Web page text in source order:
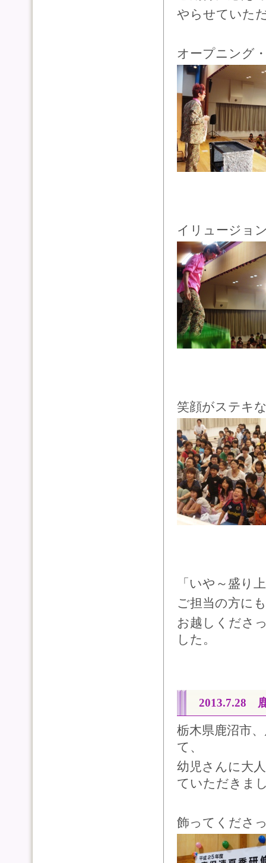
やらせていた
オープニング
イリュージョ
笑顔がステキ
「いや～盛り
ご担当の方に
お越しくださ
した。
2013.7.28
栃木県鹿沼市
て、
幼児さんに大
ていただきま
飾ってくださ